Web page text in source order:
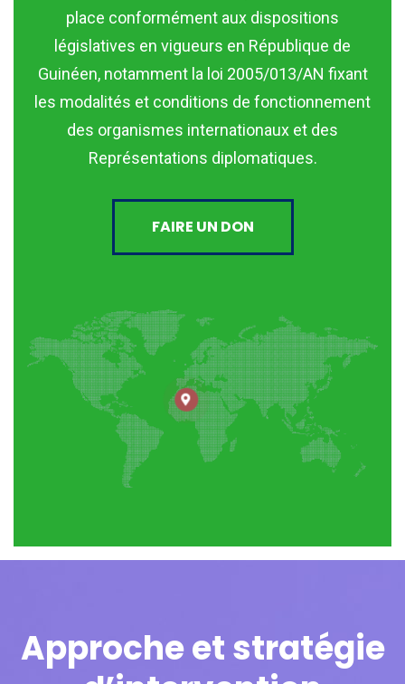
place conformément aux dispositions
législatives en vigueurs en République de
Guinéen, notamment la loi 2005/013/AN fixant
les modalités et conditions de fonctionnement
des organismes internationaux et des
Représentations diplomatiques.
FAIRE UN DON
Approche et stratégie